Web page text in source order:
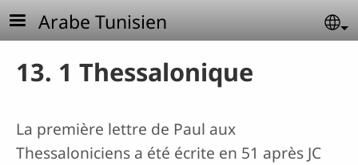
Aller au contenu principal
Arabe Tunisien
13. 1 Thessalonique
La première lettre de Paul aux
Thessaloniciens a été écrite en 51 après JC